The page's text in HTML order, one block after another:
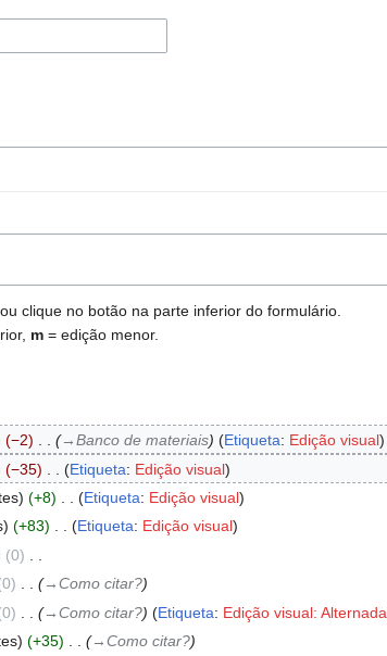
clique no botão na parte inferior do formulário.
m = edição menor.
−2 →‎Banco de materiais Etiqueta: Edição visual
−35 Etiqueta: Edição visual
+8 Etiqueta: Edição visual
+83 Etiqueta: Edição visual
0
0
→‎Como citar?
0 →‎Como citar? Etiqueta: Edição visual: Alternada
+35
→‎Como citar?